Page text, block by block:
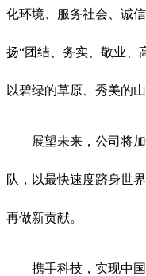
化环境、服务社会、诚
扬“团结、务实、敬业、
以碧绿的草原、秀美的
展望未来，公司将
队，以最快速度跻身世
再做新贡献。
携手科技，实现中